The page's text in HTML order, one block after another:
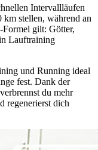
Intervallläufen
stellen, während an
Formel gilt: Götter,
Lauftraining
und Running ideal
fest. Dank der
du mehr
regenerierst dich